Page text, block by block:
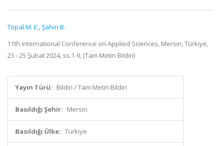
Topal M. E.,Şahin B.
11th International Conference on Applied Sciences, Mersin, Türkiye,
23 - 25 Şubat 2024, ss.1-9, (Tam Metin Bildiri)
Yayın Türü: Bildiri / Tam Metin Bildiri
Basıldığı Şehir: Mersin
Basıldığı Ülke: Türkiye